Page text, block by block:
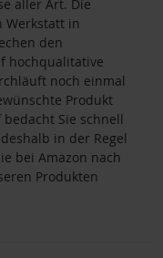
aller Art. Die
Werkstatt in
den
hochqualitative
noch einmal
Produkt
Sie schnell
in der Regel
bei Amazon nach
Produkten